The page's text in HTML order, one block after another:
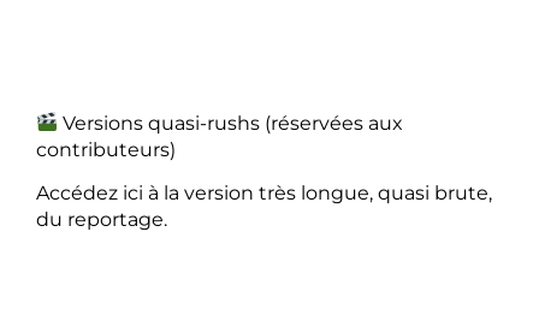
Versions quasi-rushs (réservées aux
contributeurs)
Accédez ici à la version très longue, quasi brute,
du reportage.